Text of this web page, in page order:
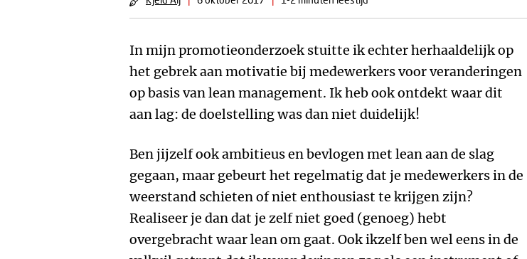
In mijn promotieonderzoek stuitte ik echter herhaaldelijk op
het gebrek aan motivatie bij medewerkers voor veranderingen
op basis van lean management. Ik heb ook ontdekt waar dit
aan lag: de doelstelling was dan niet duidelijk!
Ben jijzelf ook ambitieus en bevlogen met lean aan de slag
gegaan, maar gebeurt het regelmatig dat je medewerkers in de
weerstand schieten of niet enthousiast te krijgen zijn?
Realiseer je dan dat je zelf niet goed (genoeg) hebt
overgebracht waar lean om gaat. Ook ikzelf ben wel eens in de